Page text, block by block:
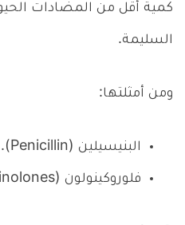
كمية أقل من المضادات
السليمة.
ومن أمثلتها:
البنيسيلين (Penicillin).
فلوروكينولون (Fluoroquinolones).